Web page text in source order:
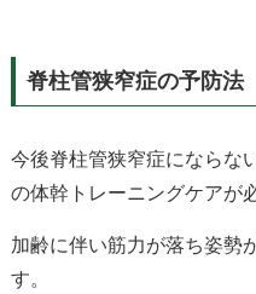
脊柱管狭窄症の予防法
今後脊柱管狭窄症にならな
の体幹トレーニングケアが
加齢に伴い筋力が落ち姿勢
す。